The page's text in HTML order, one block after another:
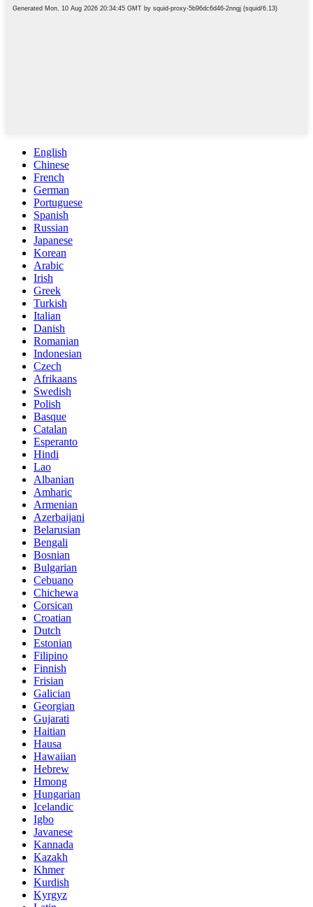
English
Chinese
French
German
Portuguese
Spanish
Russian
Japanese
Korean
Arabic
Irish
Greek
Turkish
Italian
Danish
Romanian
Indonesian
Czech
Afrikaans
Swedish
Polish
Basque
Catalan
Esperanto
Hindi
Lao
Albanian
Amharic
Armenian
Azerbaijani
Belarusian
Bengali
Bosnian
Bulgarian
Cebuano
Chichewa
Corsican
Croatian
Dutch
Estonian
Filipino
Finnish
Frisian
Galician
Georgian
Gujarati
Haitian
Hausa
Hawaiian
Hebrew
Hmong
Hungarian
Icelandic
Igbo
Javanese
Kannada
Kazakh
Khmer
Kurdish
Kyrgyz